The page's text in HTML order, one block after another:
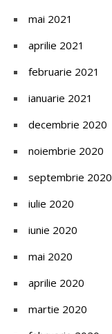
mai 2021
aprilie 2021
februarie 2021
ianuarie 2021
decembrie 2020
noiembrie 2020
septembrie 2020
iulie 2020
iunie 2020
mai 2020
aprilie 2020
martie 2020